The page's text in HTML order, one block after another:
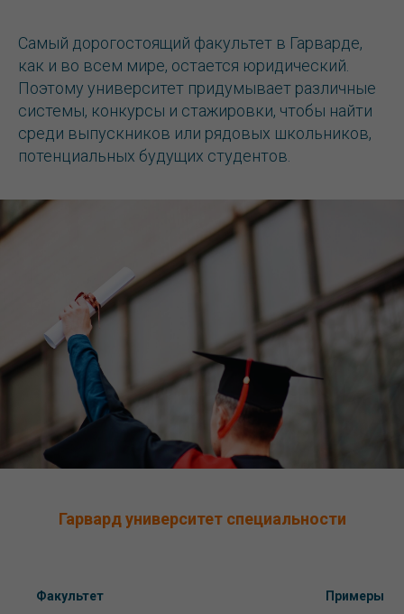
Самый дорогостоящий факультет в Гарварде,
как и во всем мире, остается юридический.
Поэтому университет придумывает различные
системы, конкурсы и стажировки, чтобы найти
среди выпускников или рядовых школьников,
потенциальных будущих студентов.
Гарвард университет специальности
Факультет Примеры